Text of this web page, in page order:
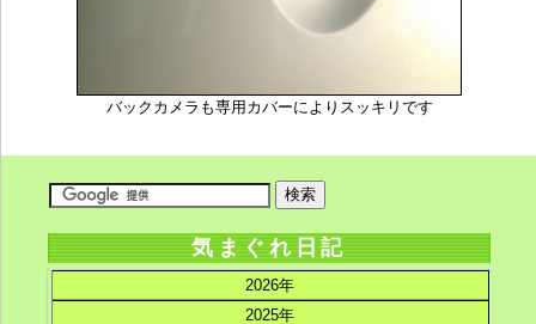
バックカメラも専用カバーによりスッキリです
気まぐれ日記